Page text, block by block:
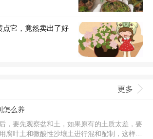
点它，竟然卖出了好
更多
怎么养
，要先观察盆和土，如果原有的土质太差，要
腐叶土和微酸性沙壤土进行混和配制，这样的